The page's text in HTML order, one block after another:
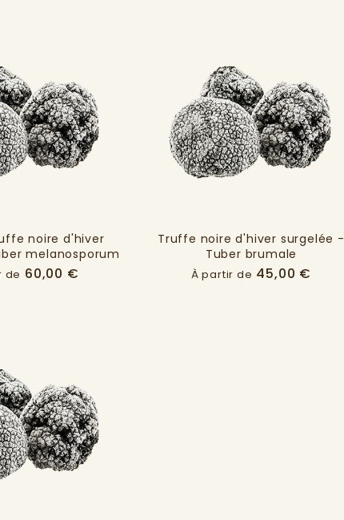
noire d'hiver
melanosporum
de 60,00 €
Truffe noire d'hiver surgelée -
Tuber brumale
À partir de 45,00 €